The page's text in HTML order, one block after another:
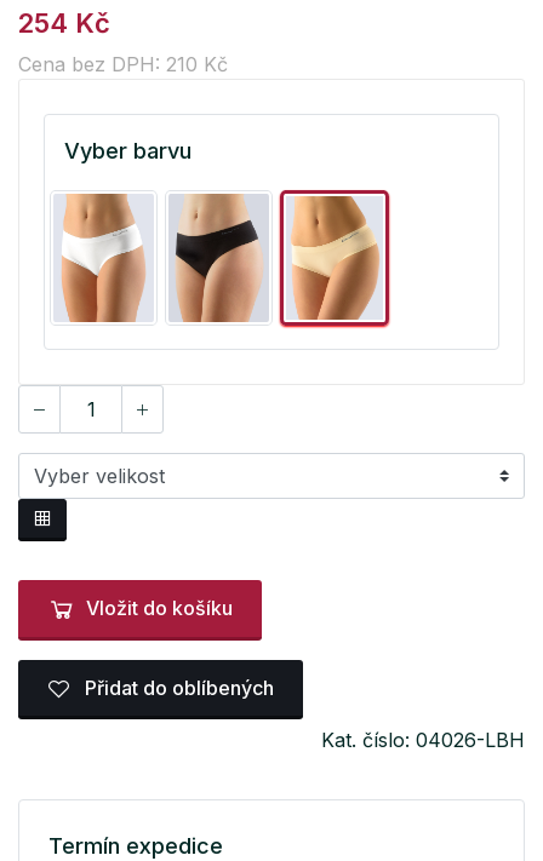
254 Kč
Cena bez DPH: 210 Kč
Vyber barvu
Vložit do košíku
Přidat do oblíbených
Kat. číslo: 04026-LBH
Termín expedice